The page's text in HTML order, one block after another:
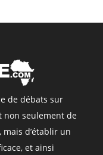
de débats sur
non seulement de
d’établir un
et ainsi